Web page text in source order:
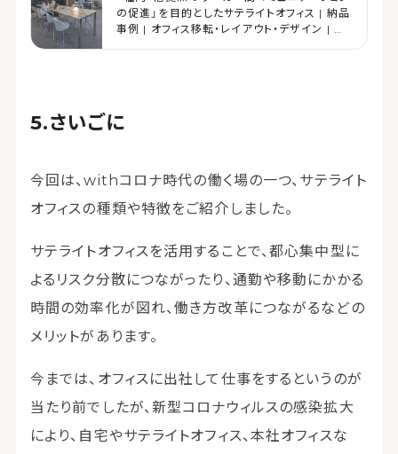
の促進」を目的としたサテライトオフィス | 納品
事例 | オフィス移転・レイアウト・デザイン | コ
さいごに
今回は、withコロナ時代の働く場の一つ、サテライト
オフィスの種類や特徴をご紹介しました。
サテライトオフィスを活用することで、都心集中型に
よるリスク分散につながったり、通勤や移動にかかる
時間の効率化が図れ、働き方改革につながるなどの
メリットがあります。
今までは、オフィスに出社して仕事をするというのが
当たり前でしたが、新型コロナウィルスの感染拡大
により、自宅やサテライトオフィス、本社オフィスな